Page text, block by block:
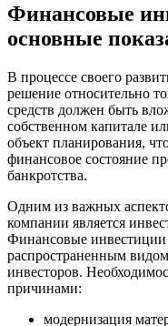
Финансовые
основные
В процессе своего
решение относительно
средств должен быть
собственном капитале
объект планирования,
финансовое состояние
банкротства.
Одним из важных
компании является
Финансовые
распространенным
инвесторов.
причинами:
модернизация